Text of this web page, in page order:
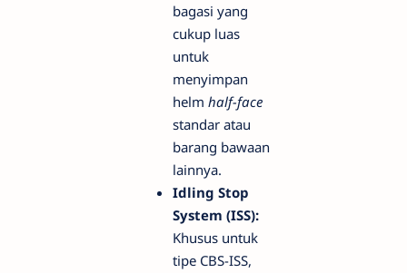
bagasi yang
cukup luas
untuk
menyimpan
helm half-face
standar atau
barang bawaan
lainnya.
Idling Stop
System (ISS):
Khusus untuk
tipe CBS-ISS,